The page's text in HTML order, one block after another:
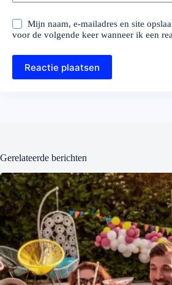
Mijn naam, e-mailadres en site
voor de volgende keer wanneer ik een
Reactie plaatsen
Gerelateerde berichten